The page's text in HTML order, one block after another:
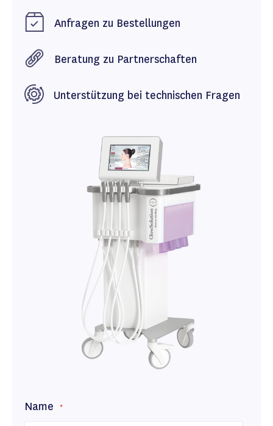
Anfragen zu Bestellungen
Beratung zu Partnerschaften
Unterstützung bei technischen Fragen
Name